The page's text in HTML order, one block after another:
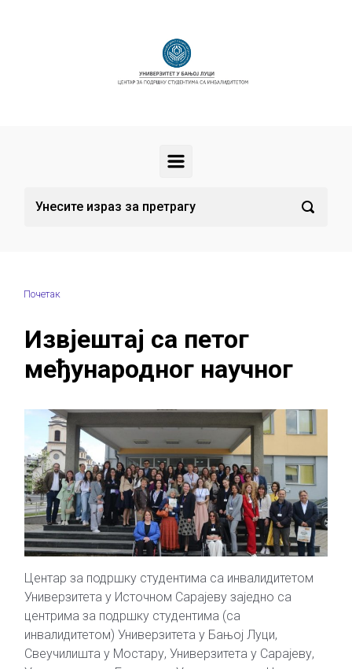
Почетак
Извјештај са петог
међународног научног
Центар за подршку студентима са инвалидитетом
Универзитета у Источном Сарајеву заједно са
центрима за подршку студентима (са
инвалидитетом) Универзитета у Бањој Луци,
Свеучилишта у Мостару, Универзитета у Сарајеву,